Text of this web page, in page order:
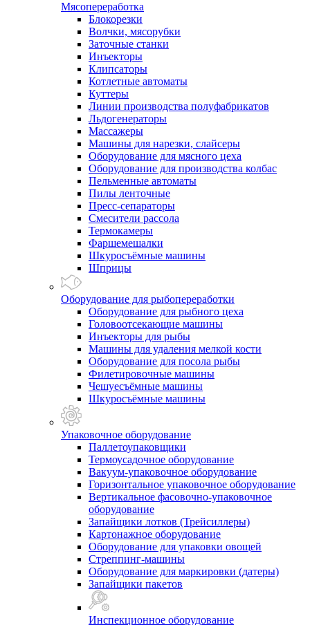
Мясопереработка
Блокорезки
Волчки, мясорубки
Заточные станки
Инъекторы
Клипсаторы
Котлетные автоматы
Куттеры
Линии производства полуфабрикатов
Льдогенераторы
Массажеры
Машины для нарезки, слайсеры
Оборудование для мясного цеха
Оборудование для производства колбас
Пельменные автоматы
Пилы ленточные
Пресс-сепараторы
Смесители рассола
Термокамеры
Фаршемешалки
Шкуросъёмные машины
Шприцы
Оборудование для рыбопереработки
Оборудование для рыбного цеха
Головоотсекающие машины
Инъекторы для рыбы
Машины для удаления мелкой кости
Оборудование для посола рыбы
Филетировочные машины
Чешуесъёмные машины
Шкуросъёмные машины
Упаковочное оборудование
Паллетоупаковщики
Термоусадочное оборудование
Вакуум-упаковочное оборудование
Горизонтальное упаковочное оборудование
Вертикальное фасовочно-упаковочное
оборудование
Запайщики лотков (Трейсиллеры)
Картонажное оборудование
Оборудование для упаковки овощей
Стреппинг-машины
Оборудование для маркировки (датеры)
Запайщики пакетов
Инспекционное оборудование